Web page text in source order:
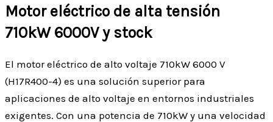
Motor eléctrico de alta tensión
710kW 6000V y stock
El motor eléctrico de alto voltaje 710kW 6000 V
(H17R400-4) es una solución superior para
aplicaciones de alto voltaje en entornos industriales
exigentes. Con una potencia de 710kW y una velocidad